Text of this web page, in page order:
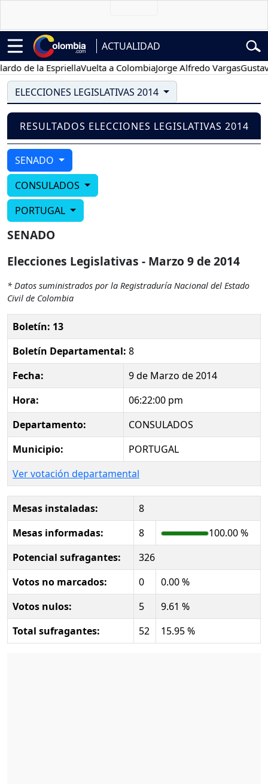
ACTUALIDAD
de la EspriellaVuelta a ColombiaJorge Alfredo VargasGustavo
ELECCIONES LEGISLATIVAS 2014
RESULTADOS ELECCIONES LEGISLATIVAS 2014
SENADO
CONSULADOS
PORTUGAL
SENADO
Elecciones Legislativas - Marzo 9 de 2014
* Datos suministrados por la Registraduría Nacional del Estado
Civil de Colombia
Boletín: 13
Boletín Departamental: 8
Fecha:
9 de Marzo de 2014
Hora:
06:22:00 pm
Departamento:
CONSULADOS
Municipio:
PORTUGAL
Ver votación departamental
Mesas instaladas:
8
Mesas informadas:
8
100.00 %
Potencial sufragantes:
326
Votos no marcados:
0
0.00 %
Votos nulos:
5
9.61 %
Total sufragantes:
52 15.95 %